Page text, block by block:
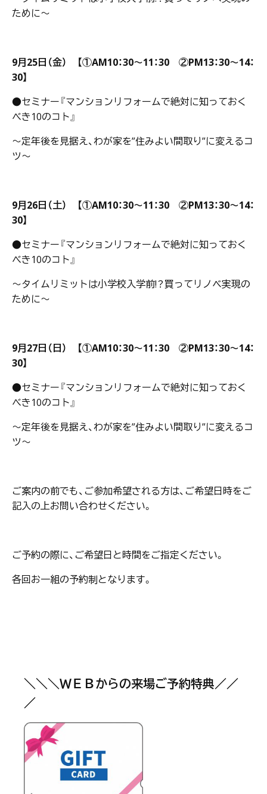
ために～
9月25日（金） 【①AM10：30～11：30 ②PM13：30～14：
30】
●セミナー『マンションリフォームで絶対に知っておく
べき10のコト』
～定年後を見据え、わが家を”住みよい間取り”に変えるコ
ツ～
9月26日（土） 【①AM10：30～11：30 ②PM13：30～14：
30】
●セミナー『マンションリフォームで絶対に知っておく
べき10のコト』
～タイムリミットは小学校入学前!？買ってリノベ実現の
ために～
9月27日（日） 【①AM10：30～11：30 ②PM13：30～14：
30】
●セミナー『マンションリフォームで絶対に知っておく
べき10のコト』
～定年後を見据え、わが家を”住みよい間取り”に変えるコ
ツ～
ご案内の前でも、ご参加希望される方は、ご希望日時をご
記入の上お問い合わせください。
ご予約の際に、ご希望日と時間をご指定ください。
各回お一組の予約制となります。
＼＼＼ＷＥＢからの来場ご予約特典／／
／